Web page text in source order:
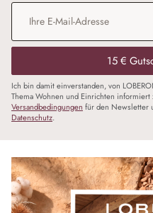
E-Mail-Adresse
15 €
Ich bin damit einverstanden, von
Thema Wohnen und Einrichten
Versandbedingungen für den Newsletter
Datenschutz.